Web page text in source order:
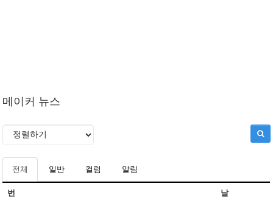
메이커 뉴스
전체 일반 컬럼 알림
번
날